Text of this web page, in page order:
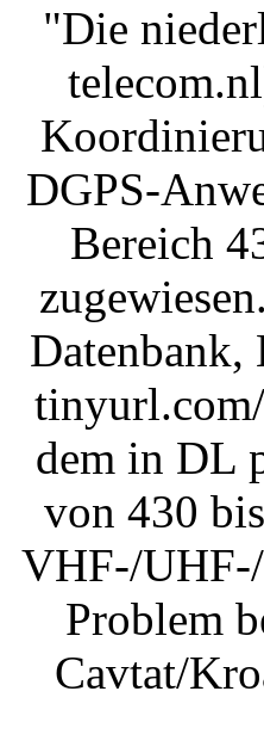
"Die
DGPS-
Bereich
dem in DL
von 430
VHF-/
Problem
Cavtat/